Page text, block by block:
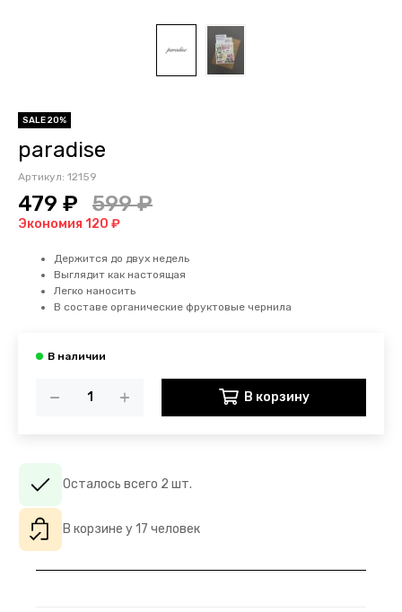
SALE 20%
paradise
Артикул: 12159
479 ₽ 599 ₽
Экономия 120 ₽
Держится до двух недель
Выглядит как настоящая
Легко наносить
В составе органические фруктовые чернила
В корзину
Осталось всего 2 шт.
В корзине у 17 человек